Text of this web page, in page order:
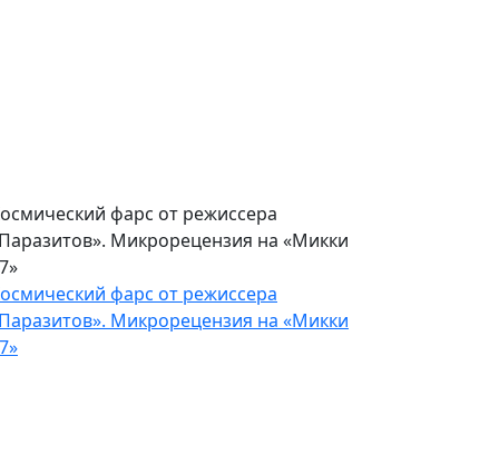
фарс от режиссера
Микрорецензия на «Микки